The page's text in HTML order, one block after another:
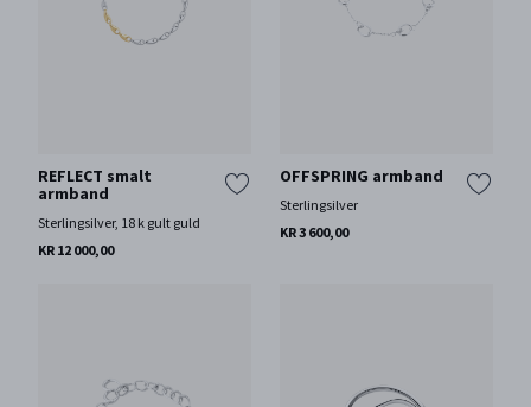
REFLECT smalt
armband
Sterlingsilver, 18 k gult guld
KR 12 000,00
OFFSPRING armband
Sterlingsilver
KR 3 600,00